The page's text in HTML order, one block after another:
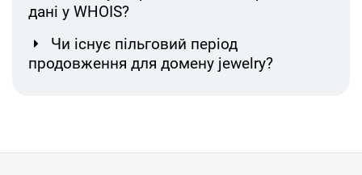
дані у WHOIS?
Чи існує пільговий період
продовження для домену jewelry?